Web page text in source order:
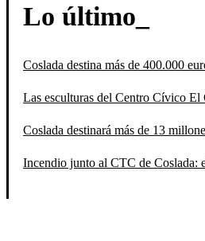
Lo último_
Coslada destina más de 400.000
Las esculturas del Centro Cívico El
Coslada destinará más de 13
Incendio junto al CTC de Coslada: